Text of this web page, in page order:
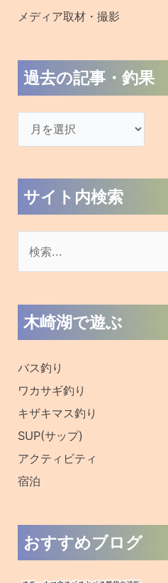
メディア取材・撮影
過去の記事・釣果
サイト内検索
象
木崎湖で遊ぶ
バス釣り
ワカサギ釣り
キザキマス釣り
SUP(サップ)
アクティビティ
宿泊
おすすめブログ